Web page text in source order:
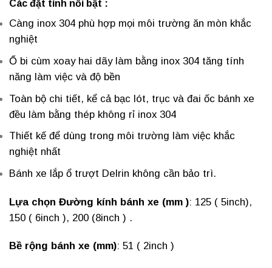
Các đặt tính nổi bật :
Càng inox 304 phù hợp mọi môi trường ăn mòn khắc
nghiệt
Ổ bi cùm xoay hai dãy làm bằng inox 304 tăng tính
năng làm việc và độ bền
Toàn bộ chi tiết, kể cả bạc lót, trục và đai ốc bánh xe
đều làm bằng thép không rỉ inox 304
Thiết kế để dùng trong môi trường làm việc khắc
nghiệt nhất
Bánh xe lắp ổ trượt Delrin không cần bảo trì.
Lựa chọn Đường kính bánh xe (mm ): 125 ( 5inch),
150 ( 6inch ), 200 (8inch ) .
Bề rộng bánh xe (mm): 51 ( 2inch )